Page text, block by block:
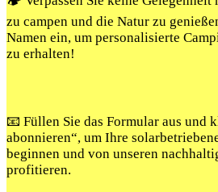
zu campen und die Natur zu
Namen ein, um personalisierte
zu erhalten!
📧 Füllen Sie das Formular aus und
abonnieren“, um Ihre
beginnen und von unseren
profitieren.